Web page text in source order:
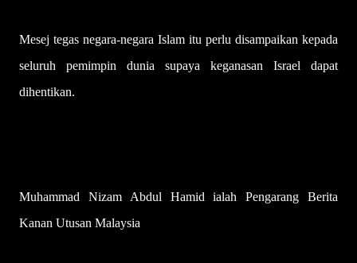
Mesej tegas negara-negara Islam itu perlu disampaikan kepada
seluruh pemimpin dunia supaya keganasan Israel dapat
dihentikan.
Muhammad Nizam Abdul Hamid ialah Pengarang Berita
Kanan Utusan Malaysia